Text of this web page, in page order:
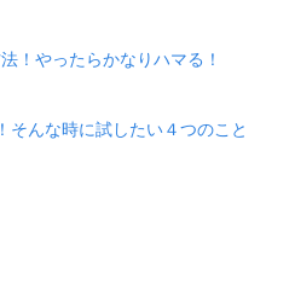
！やったらかなりハマる！
そんな時に試したい４つのこと